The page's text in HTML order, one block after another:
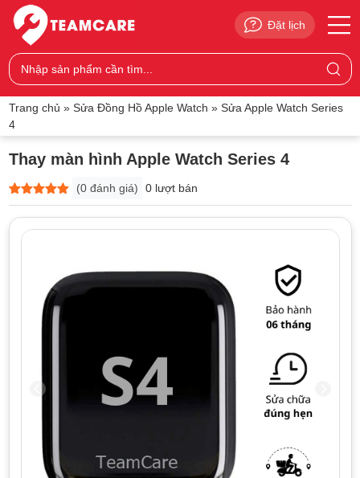
Đặt lịch
Trang chủ » Sửa Đồng Hồ Apple Watch » Sửa Apple Watch Series
4
Thay màn hình Apple Watch Series 4
5trên 5
dựa trên
0
đánh giá
(0 đánh giá) 0 lượt bán